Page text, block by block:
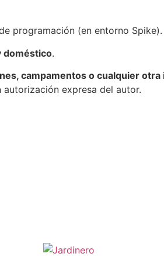
programación (en entorno Spike).
doméstico.
campamentos o cualquier
expresa del autor.